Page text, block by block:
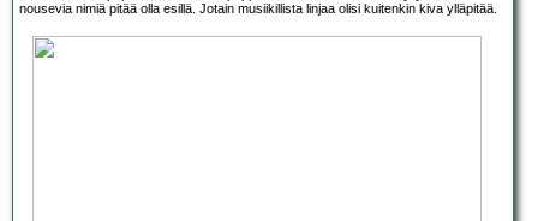
nousevia nimiä pitää olla esillä. Jotain musiikillista linjaa olisi kuitenkin kiva ylläpitää.